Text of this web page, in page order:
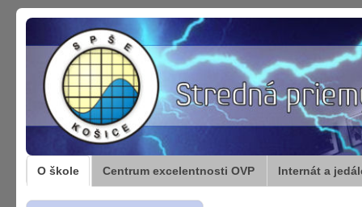
O škole Centrum excelentnosti OVP Internát a